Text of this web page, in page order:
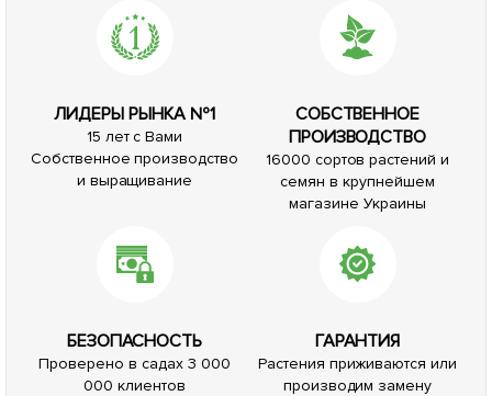
ЛИДЕРЫ РЫНКА №1
15 лет с Вами
Собственное производство
и выращивание
СОБСТВЕННОЕ
ПРОИЗВОДСТВО
16000 сортов растений и
семян в крупнейшем
магазине Украины
БЕЗОПАСНОСТЬ
Проверено в садах 3 000
000 клиентов
ГАРАНТИЯ
Растения приживаются или
производим замену